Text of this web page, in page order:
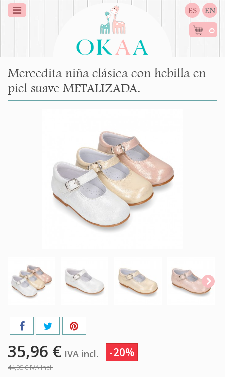
ES EN
0
Mercedita niña clásica con hebilla en
piel suave METALIZADA.
35,96 € IVA incl. -20%
44,95 €IVA incl.